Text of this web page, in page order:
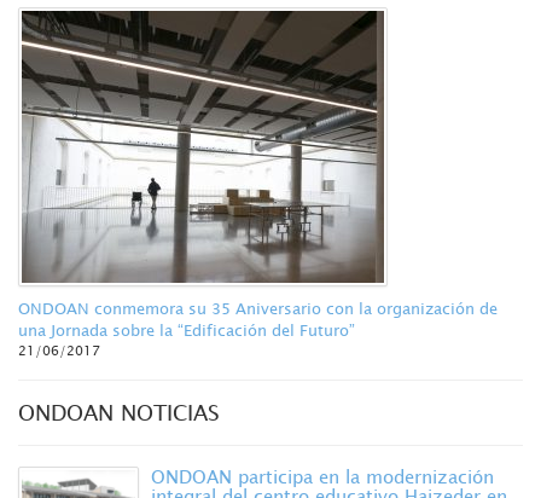
ONDOAN conmemora su 35 Aniversario con la organización de
una Jornada sobre la “Edificación del Futuro”
21/06/2017
ONDOAN NOTICIAS
ONDOAN participa en la modernización